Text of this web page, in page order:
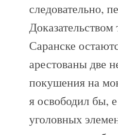
следовательно,
Саранске
арестованы две
покушения на
я освободил бы,
уголовных